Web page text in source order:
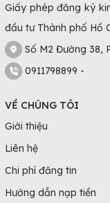
Giấy phép đăng ký
đầu tư Thành phố Hồ
Số M2 Đường 38,
0911798899 -
VỀ CHÚNG TÔI
Giới thiệu
Liên hệ
Chi phí đăng tin
Hướng dẫn nạp tiền